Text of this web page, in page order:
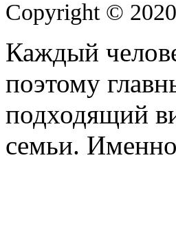
Copyright © 2020
Каждый
поэтому
подходящий
семьи.